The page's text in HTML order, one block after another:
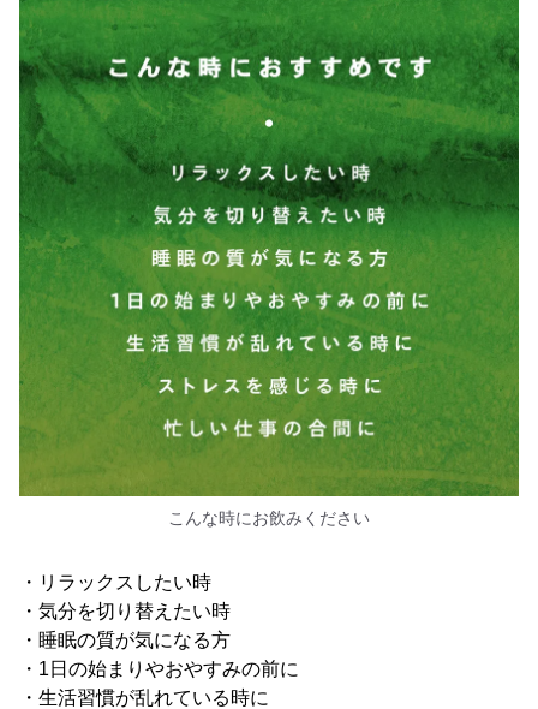
こんな時にお飲みください
・リラックスしたい時
・気分を切り替えたい時
・睡眠の質が気になる方
・1日の始まりやおやすみの前に
・生活習慣が乱れている時に